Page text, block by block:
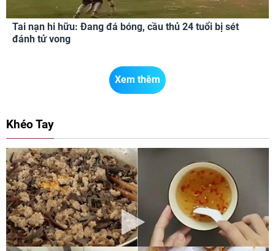
Tai nạn hi hữu: Đang đá bóng, cầu thủ 24 tuổi bị sét
đánh tử vong
Xem thêm
Khéo Tay